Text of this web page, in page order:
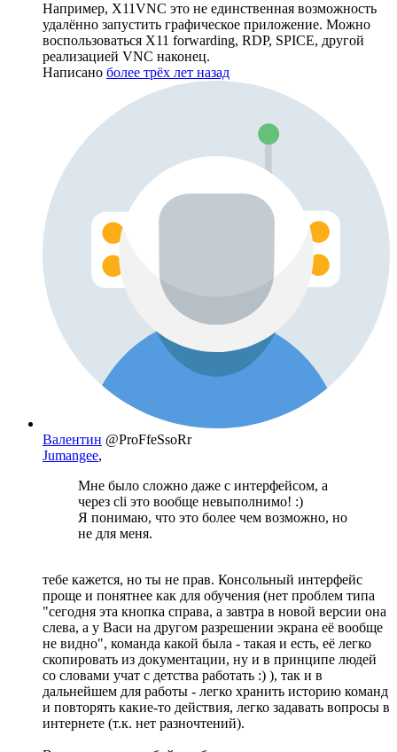
Например, X11VNC это не единственная возможность
удалённо запустить графическое приложение. Можно
воспользоваться X11 forwarding, RDP, SPICE, другой
реализацией VNC наконец.
Написано более трёх лет назад
Валентин @ProFfeSsoRr
Jumangee,
Мне было сложно даже с интерфейсом, а
через cli это вообще невыполнимо! :)
Я понимаю, что это более чем возможно, но
не для меня.
тебе кажется, но ты не прав. Консольный интерфейс
проще и понятнее как для обучения (нет проблем типа
"сегодня эта кнопка справа, а завтра в новой версии она
слева, а у Васи на другом разрешении экрана её вообще
не видно", команда какой была - такая и есть, её легко
скопировать из документации, ну и в принципе людей
со словами учат с детства работать :) ), так и в
дальнейшем для работы - легко хранить историю команд
и повторять какие-то действия, легко задавать вопросы в
интернете (т.к. нет разночтений).